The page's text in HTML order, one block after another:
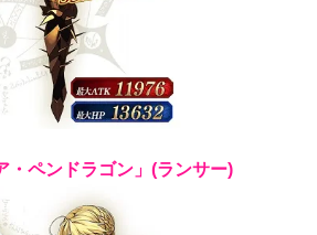
・ペンドラゴン」(ランサー)